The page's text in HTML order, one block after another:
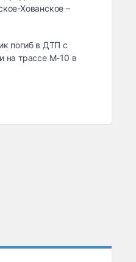
Хованское –
погиб в ДТП с
на трассе М-10 в